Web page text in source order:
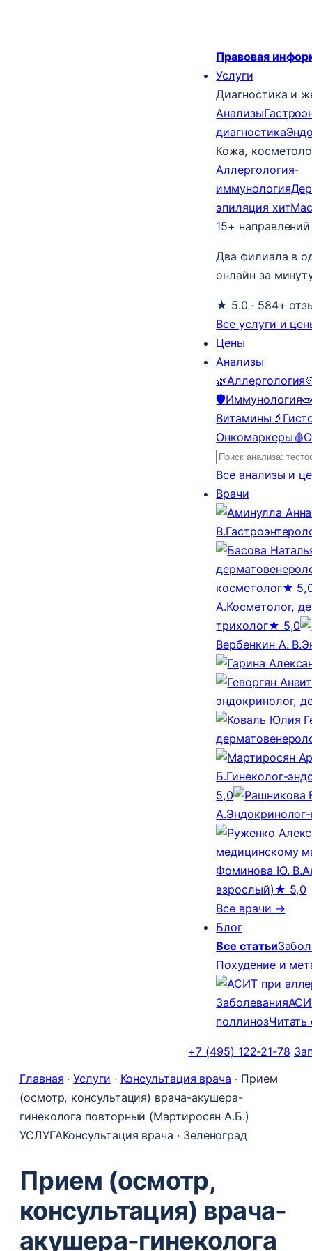
Правовая
Услуги
Диагностика и
Анализы
диагностика
Кожа,
Аллергология-
иммунология
эпиляция хит
15+
Два филиала в
онлайн за
★ 5.0 · 584+
Все услуги и
Цены
Анализы
🌿Аллергология
🛡️Иммунология
Витамины 🔬
Онкомаркеры 🩸
Все анализы и
Врачи
В.
косметолог★
А.Косметолог,
трихолог★ 5,0
Вербенкин А. В.
эндокринолог,
Б.Гинеколог-
5,0
А.
медицинскому
Фоминова Ю. В.
взрослый) ★ 5,0
Все врачи →
Блог
Все статьи
Похудение и
Заболевания
поллиноз
+7 (495) 122-21-78
Главная ·Услуги · Консультация врача · Прием
(осмотр, консультация) врача-акушера-
гинеколога повторный (Мартиросян А.Б.)
УСЛУГАКонсультация врача · Зеленоград
Прием (осмотр,
консультация) врача-
акушера-гинеколога